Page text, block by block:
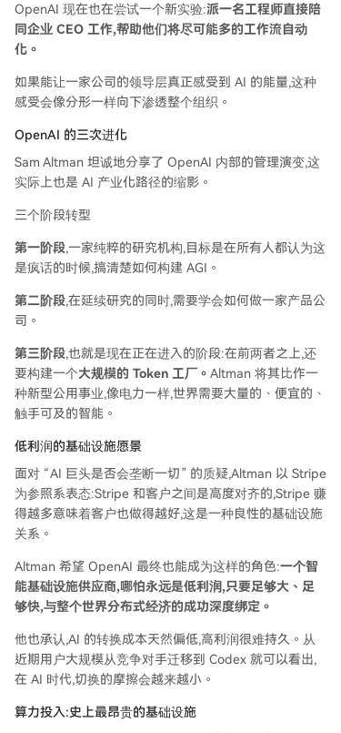
OpenAI 现在也在尝试一个新实验:派一名工程师直接陪
同企业 CEO 工作,帮助他们将尽可能多的工作流自动
化。
如果能让一家公司的领导层真正感受到 AI 的能量,这种
感受会像分形一样向下渗透整个组织。
OpenAI 的三次进化
Sam Altman 坦诚地分享了 OpenAI 内部的管理演变,这
实际上也是 AI 产业化路径的缩影。
三个阶段转型
第一阶段,一家纯粹的研究机构,目标是在所有人都认为这
是疯话的时候,搞清楚如何构建 AGI。
第二阶段,在延续研究的同时,需要学会如何做一家产品公
司。
第三阶段,也就是现在正在进入的阶段:在前两者之上,还
要构建一个大规模的 Token 工厂。 Altman 将其比作一
种新型公用事业,像电力一样,世界需要大量的、便宜的、
触手可及的智能。
低利润的基础设施愿景
面对 “AI 巨头是否会垄断一切” 的质疑,Altman 以 Stripe
为参照系表态:Stripe 和客户之间是高度对齐的,Stripe 赚
得越多意味着客户也做得越好,这是一种良性的基础设施
关系。
Altman 希望 OpenAI 最终也能成为这样的角色:一个智
能基础设施供应商,哪怕永远是低利润,只要足够大、足
够快,与整个世界分布式经济的成功深度绑定。
他也承认,AI 的转换成本天然偏低,高利润很难持久。从
近期用户大规模从竞争对手迁移到 Codex 就可以看出,
在 AI 时代,切换的摩擦会越来越小。
算力投入:史上最昂贵的基础设施